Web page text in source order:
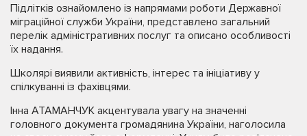
Підлітків ознайомлено із напрямами роботи Державної
міграційної служби України, представлено загальний
перелік адміністративних послуг та описано особливості
їх надання.
Школярі виявили активність, інтерес та ініціативу у
спілкуванні із фахівцями.
Інна АТАМАНЧУК акцентувала увагу на значенні
головного документа громадянина України, наголосила